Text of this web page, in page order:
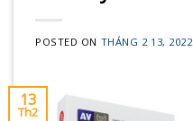
POSTED ON THÁNG 2 13, 2022
13
Th2